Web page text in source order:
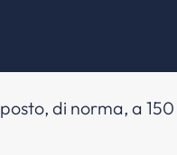
di norma, a